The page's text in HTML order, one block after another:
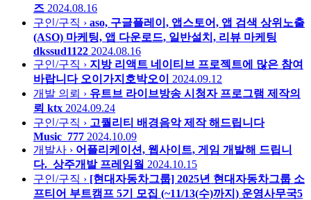
즈 2024.08.16
구인/구직 › aso, 구글플레이, 앱스토어, 앱 검색 상위노출
(ASO) 마케팅, 앱 다운로드, 일반설치, 리뷰 마케팅
dkssud1122 2024.08.16
구인/구직 › 지방 리액트 네이티브 프로젝트에 많은 참여
바랍니다 오이가지호박오이
2024.09.12
개발 의뢰 › 유트브 라이브방송 시청자 프로그램 제작의
뢰 ktx 2024.09.24
구인/구직 › 고퀄리티 배경음악 제작 해드립니다
Music_777 2024.10.09
개발사 › 어플리케이션, 웹사이트, 게임 개발해 드립니
다._상주개발 프레임웤 2024.10.15
구인/구직 › [현대자동차그룹] 2025년 현대자동차그룹 소
프티어 부트캠프 5기 모집 (~11/13(수)까지) 운영사무국5